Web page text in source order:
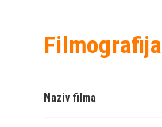
Filmografija
Naziv filma